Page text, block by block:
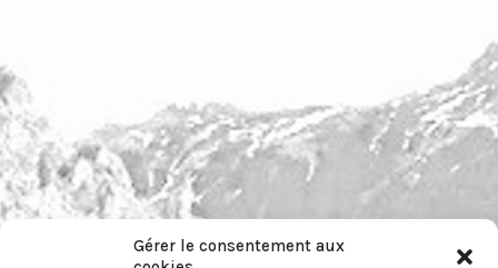
Gérer le consentement aux